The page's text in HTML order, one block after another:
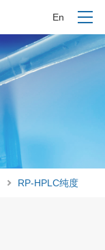
En
RP-HPLC纯度